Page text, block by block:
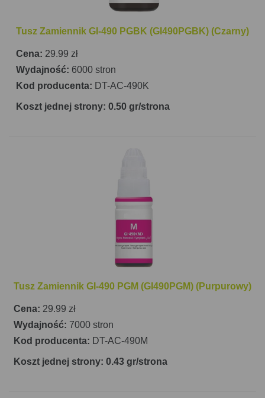
Tusz Zamiennik GI-490 PGBK (GI490PGBK) (Czarny)
Cena: 29.99 zł
Wydajność: 6000 stron
Kod producenta: DT-AC-490K
Koszt jednej strony: 0.50 gr/strona
Tusz Zamiennik GI-490 PGM (GI490PGM) (Purpurowy)
Cena: 29.99 zł
Wydajność: 7000 stron
Kod producenta: DT-AC-490M
Koszt jednej strony: 0.43 gr/strona